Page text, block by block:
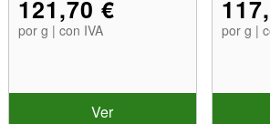
121,70 €
por g | con IVA
Ver
por g |